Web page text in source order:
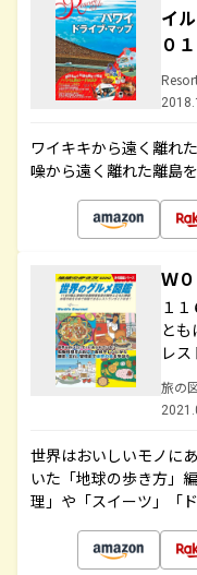
イ
０
ワイキキから遠く離れ
噪から遠く離れた離島
Ｗ
１
と
レ
旅の
世界はおいしいモノに
いた「地球の歩き方」
理」や「スイーツ」「